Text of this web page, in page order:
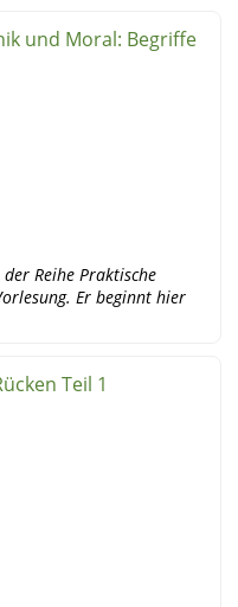
und Moral: Begriffe
Reihe Praktische
Er beginnt hier
Teil 1